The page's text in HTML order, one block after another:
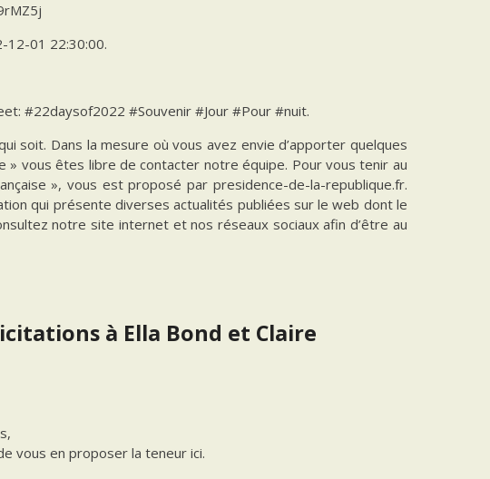
12-01 22:30:00.
#22daysof2022 #Souvenir #Jour #Pour #nuit.
soit. Dans la mesure où vous avez envie d’apporter quelques
» vous êtes libre de contacter notre équipe. Pour vous tenir au
», vous est proposé par presidence-de-la-republique.fr.
qui présente diverses actualités publiées sur le web dont le
notre site internet et nos réseaux sociaux afin d’être au
à Ella Bond et Claire
vous en proposer la teneur ici.